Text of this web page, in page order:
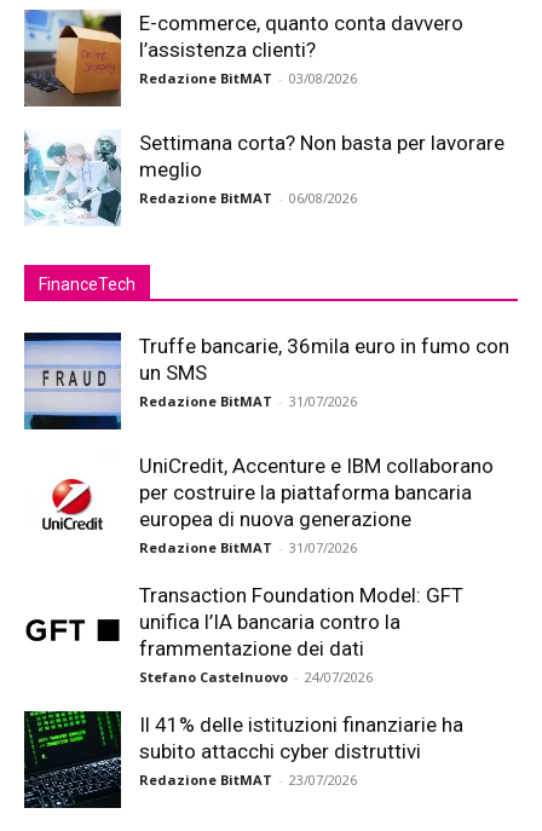
E-commerce, quanto conta davvero
l’assistenza clienti?
Redazione BitMAT - 03/08/2026
Settimana corta? Non basta per lavorare
meglio
Redazione BitMAT - 06/08/2026
FinanceTech
Truffe bancarie, 36mila euro in fumo con
un SMS
Redazione BitMAT - 31/07/2026
UniCredit, Accenture e IBM collaborano
per costruire la piattaforma bancaria
europea di nuova generazione
Redazione BitMAT - 31/07/2026
Transaction Foundation Model: GFT
unifica l’IA bancaria contro la
frammentazione dei dati
Stefano Castelnuovo - 24/07/2026
Il 41% delle istituzioni finanziarie ha
subito attacchi cyber distruttivi
Redazione BitMAT - 23/07/2026